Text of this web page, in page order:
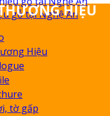
gỗ tại Nghệ AnHIỆU
Hiệu
tờ gấp